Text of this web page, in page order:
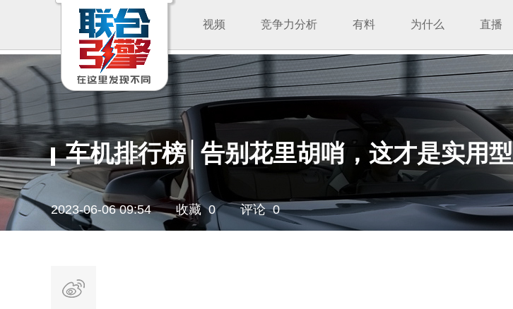
视频 竞争力分析 有料 为什么 直播
车机排行榜│告别花里胡哨，这才是实用型
2023-06-06 09:54 收藏 0 评论 0